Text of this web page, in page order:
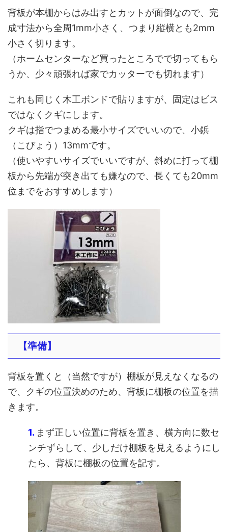
背板が本棚からはみ出すとカットが面倒なので、完
成寸法から全周1mm小さく、つまり縦横とも2mm
小さく切ります。
（ホームセンターなど買ったところでで切ってもら
うか、少々頑張れば家でカッターでも切れます）
これも同じく木工ボンドで貼りますが、固定はビス
ではなくクギにします。
クギは指でつまめる最小サイズでいいので、小鋲
（こびょう）13mmです。
（使いやすいサイズでいいですが、斜めに打って棚
板から先端が突き出ても嫌なので、長くても20mm
位までをおすすめします）
【準備】
背板を置くと（当然ですが）棚板が見えなくなるの
で、クギの位置決めのため、背板に棚板の位置を描
きます。
1. まず正しい位置に背板を置き、横方向に数セ
ンチずらして、少しだけ棚板を見えるようにし
たら、背板に棚板の位置を記す。